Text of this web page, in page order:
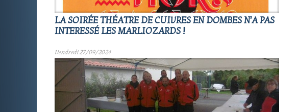
LA SOIRÉE THÉATRE DE CUIVRES EN DOMBES N'A PAS
INTERESSÉ LES MARLIOZARDS !
Vendredi 27/09/2024